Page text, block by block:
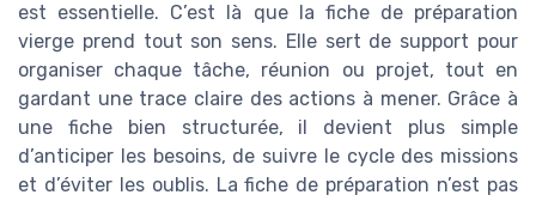
est essentielle. C’est là que la fiche de préparation
vierge prend tout son sens. Elle sert de support pour
organiser chaque tâche, réunion ou projet, tout en
gardant une trace claire des actions à mener. Grâce à
une fiche bien structurée, il devient plus simple
d’anticiper les besoins, de suivre le cycle des missions
et d’éviter les oublis. La fiche de préparation n’est pas